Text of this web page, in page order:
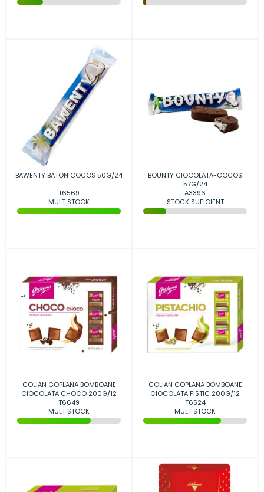
BAWENTY BATON COCOS 50G/24
T6569
MULT STOCK
BOUNTY CIOCOLATA-COCOS
57G/24
A3396
STOCK SUFICIENT
COLIAN GOPLANA BOMBOANE
CIOCOLATA CHOCO 200G/12
T6649
MULT STOCK
COLIAN GOPLANA BOMBOANE
CIOCOLATA FISTIC 200G/12
T6524
MULT STOCK